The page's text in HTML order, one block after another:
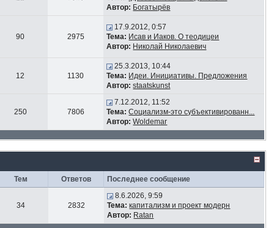
Автор: Богатырёв
90 2975
17.9.2012, 0:57
Тема: Исав и Иаков. О теодицеи
Автор: Николай Николаевич
12 1130
25.3.2013, 10:44
Тема: Идеи. Инициативы. Предложения
Автор: staatskunst
250 7806
7.12.2012, 11:52
Тема: Социализм-это субъективированн...
Автор: Woldemar
Тем Ответов Последнее сообщение
34 2832
8.6.2026, 9:59
Тема: капитализм и проект модерн
Автор: Ratan